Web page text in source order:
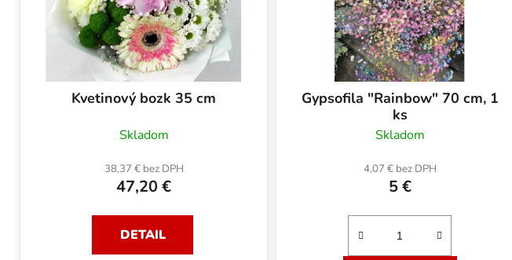
Kvetinový bozk 35 cm
Skladom
38,37 € bez DPH
47,20 €
DETAIL
Gypsofila "Rainbow" 70 cm, 1
ks
Skladom
4,07 € bez DPH
5 €